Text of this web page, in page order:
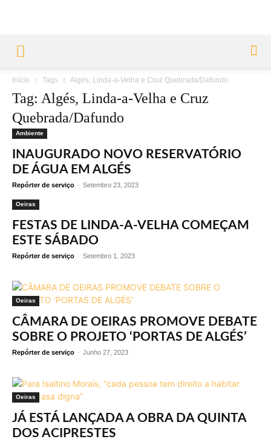
Início Tags Algés, Linda-a-Velha e Cruz Quebrada/Dafundo
Tag: Algés, Linda-a-Velha e Cruz
Quebrada/Dafundo
Ambiente
INAUGURADO NOVO RESERVATÓRIO
DE ÁGUA EM ALGÉS
Repórter de serviço - Setembro 23, 2023
Oeiras
FESTAS DE LINDA-A-VELHA COMEÇAM
ESTE SÁBADO
Repórter de serviço - Setembro 1, 2023
Oeiras
CÂMARA DE OEIRAS PROMOVE DEBATE
SOBRE O PROJETO ‘PORTAS DE ALGÉS’
Repórter de serviço - Junho 27, 2023
Oeiras
JÁ ESTÁ LANÇADA A OBRA DA QUINTA
DOS ACIPRESTES